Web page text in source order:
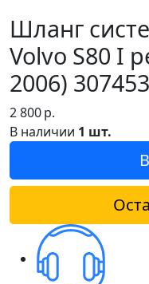
Шланг
Volvo S80 I
2006)
2 800р.
В наличии 1 шт.